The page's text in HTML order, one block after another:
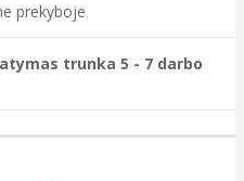
prekyboje
trunka 5 - 7 darbo